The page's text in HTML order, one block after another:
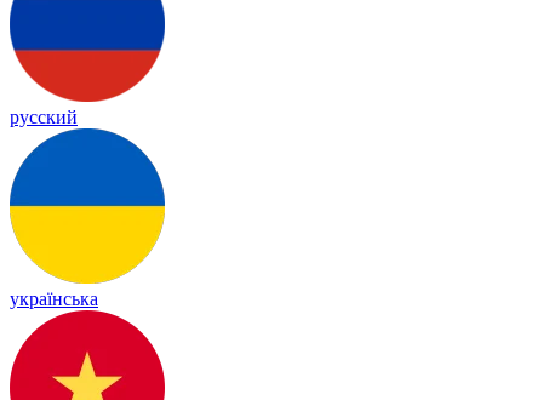
русский
українська